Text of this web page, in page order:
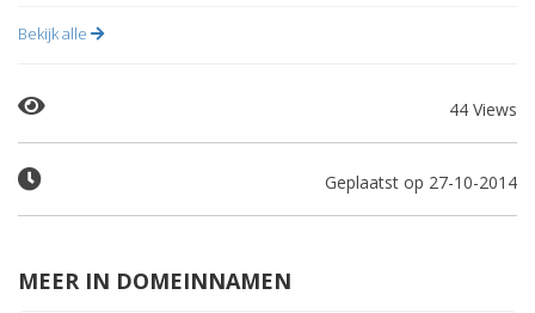
Bekijk alle
44 Views
Geplaatst op 27-10-2014
MEER IN DOMEINNAMEN